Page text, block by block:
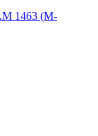
1463 (М-